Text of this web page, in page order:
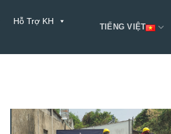
Hỗ Trợ KH
TIẾNG VIỆT